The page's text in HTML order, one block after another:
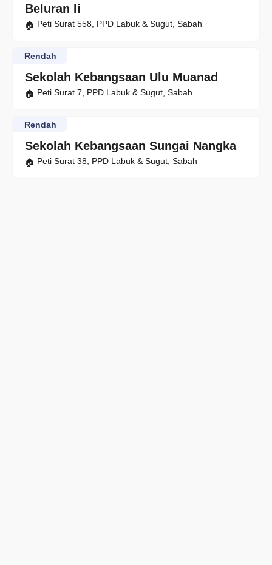
Beluran Ii
Peti Surat 558, PPD Labuk & Sugut, Sabah
Sekolah Kebangsaan Ulu Muanad
Rendah
Peti Surat 7, PPD Labuk & Sugut, Sabah
Sekolah Kebangsaan Sungai Nangka
Rendah
Peti Surat 38, PPD Labuk & Sugut, Sabah